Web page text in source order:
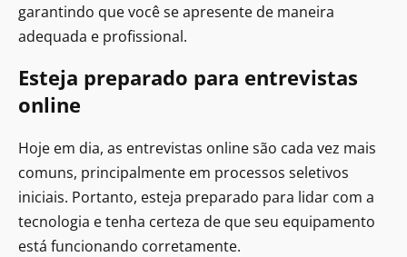
garantindo que você se apresente de maneira
adequada e profissional.
Esteja preparado para entrevistas
online
Hoje em dia, as entrevistas online são cada vez mais
comuns, principalmente em processos seletivos
iniciais. Portanto, esteja preparado para lidar com a
tecnologia e tenha certeza de que seu equipamento
está funcionando corretamente.